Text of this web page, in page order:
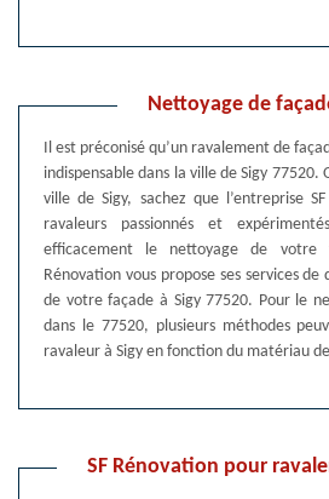
Nettoyage de
Il est préconisé qu’un ravalement de
indispensable dans la ville de Sigy 77520.
ville de Sigy, sachez que l’entreprise
ravaleurs passionnés et
efficacement le nettoyage de votre
Rénovation vous propose ses services
de votre façade à Sigy 77520. Pour le
dans le 77520, plusieurs méthodes
ravaleur à Sigy en fonction du matériau
SF Rénovation pour